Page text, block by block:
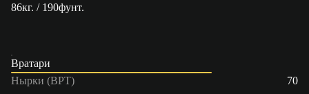
86кг. / 190фунт.
Вратари
Нырки (ВРТ)
70